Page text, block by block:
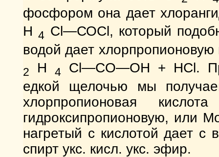
фосфором она дает
Н 4 Cl—СОСl, который
водой дает
2 Н 4 Cl—CO—OH + HCl.
едкой щелочью мы
хлорпропионовая
гидроксипропионовую, или
нагретый с кислотой дает
спирт укс. кисл. укс. эфир.